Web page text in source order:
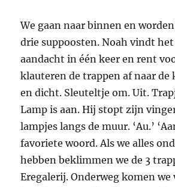
We gaan naar binnen en
drie suppoosten. Noah vindt
aandacht in één keer en rent
klauteren de trappen af naar de
en dicht. Sleuteltje om. Uit.
Lamp is aan. Hij stopt zijn
lampjes langs de muur. ‘Au.’
favoriete woord. Als we alles
hebben beklimmen we de 3
Eregalerij. Onderweg komen we